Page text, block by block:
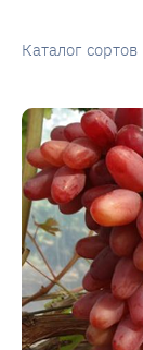
Каталог сортов